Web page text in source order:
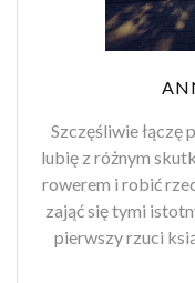
Szczęśliwie łączę
lubię z różnym
rowerem i robić
zająć się tymi
pierwszy rzuci